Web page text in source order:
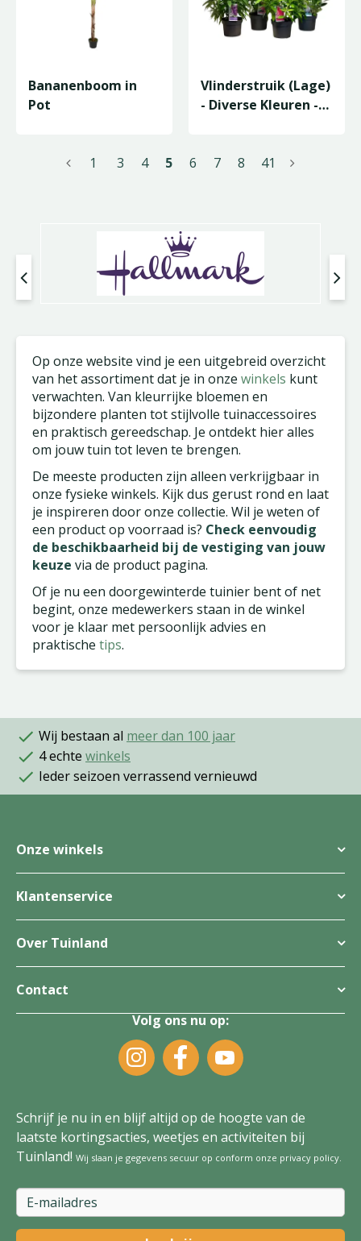
Bananenboom in
Pot
Vlinderstruik (Lage)
- Diverse Kleuren -
1 3 4 5 6 7 8 41
Op onze website vind je een uitgebreid overzicht
van het assortiment dat je in onze winkels kunt
verwachten. Van kleurrijke bloemen en
bijzondere planten tot stijlvolle tuinaccessoires
en praktisch gereedschap. Je ontdekt hier alles
om jouw tuin tot leven te brengen.
De meeste producten zijn alleen verkrijgbaar in
onze fysieke winkels. Kijk dus gerust rond en laat
je inspireren door onze collectie. Wil je weten of
een product op voorraad is? Check eenvoudig
de beschikbaarheid bij de vestiging van jouw
keuze via de product pagina.
Of je nu een doorgewinterde tuinier bent of net
begint, onze medewerkers staan in de winkel
voor je klaar met persoonlijk advies en
praktische tips.
Wij bestaan al meer dan 100 jaar
4 echte winkels
Ieder seizoen verrassend vernieuwd
Onze winkels
Klantenservice
Over Tuinland
Contact
Volg ons nu op:
Schrijf je nu in en blijf altijd op de hoogte van de
laatste kortingsacties, weetjes en activiteiten bij
Tuinland! Wij slaan je gegevens secuur op conform onze privacy policy